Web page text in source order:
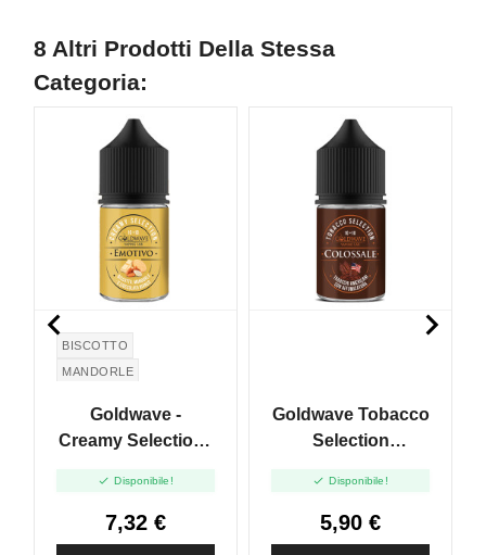
8 Altri Prodotti Della Stessa
Categoria:
BISCOTTO
MANDORLE
Goldwave -
Creamy Selection -
Shot 10+10
 Disponibile!
7,32 €
Goldwave Tobacco
Selection
Shot 10+10
 Disponibile!
5,90 €
 